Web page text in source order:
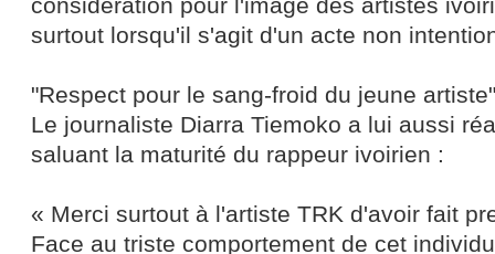
considération pour l'image des artistes
surtout lorsqu'il s'agit d'un acte non
"Respect pour le sang-froid du jeune artiste"
Le journaliste Diarra Tiemoko a lui aussi
saluant la maturité du rappeur ivoirien :
« Merci surtout à l'artiste TRK d'avoir fait
Face au triste comportement de cet